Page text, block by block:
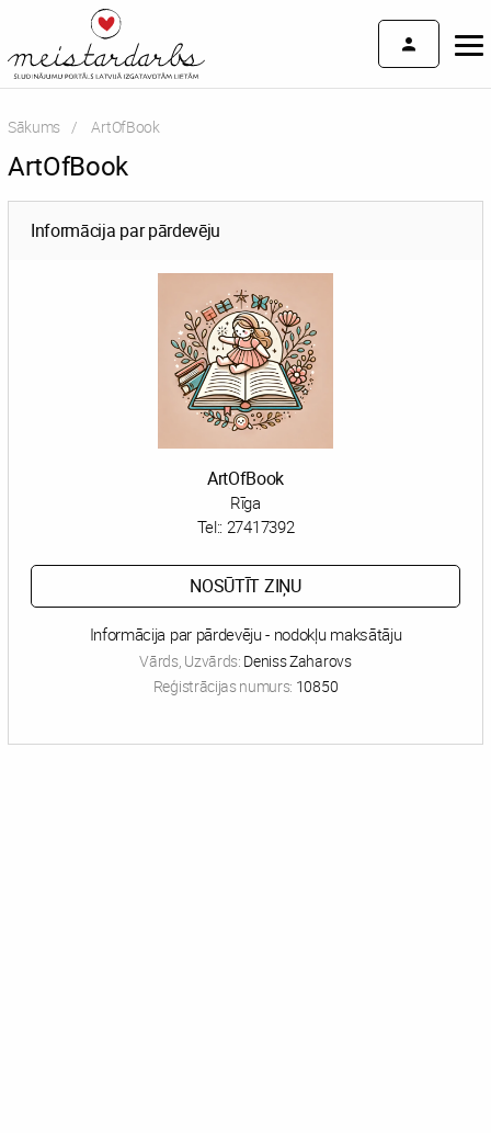
Sākums Current:
ArtOfBook
ArtOfBook
Informācija par pārdevēju
ArtOfBook
Rīga
Tel:: 27417392
NOSŪTĪT ZIŅU
Informācija par pārdevēju - nodokļu maksātāju
Vārds, Uzvārds: Deniss Zaharovs
Reģistrācijas numurs: 10850